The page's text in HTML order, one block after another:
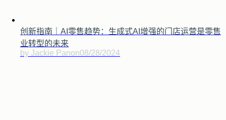
创新指南｜AI零售趋势：生成式AI增强的门店运营是零售
业转型的未来
by Jackie Panon08/28/2024